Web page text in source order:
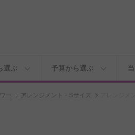
選ぶ 予算から選ぶ
ー アレンジメント・Sサイズ